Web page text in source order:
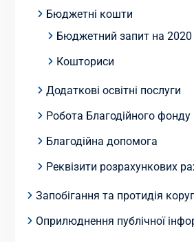
Бюджетні кошти
Бюджетний запит на 2020
Кошториси
Додаткові освітні послуги
Робота Благодійного фонду
Благодійна допомога
Реквізити розрахункових
Запобігання та протидія
Оприлюднення публічної